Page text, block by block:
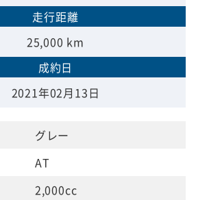
走行距離
25,000 km
成約日
2021年02月13日
グレー
AT
2,000cc